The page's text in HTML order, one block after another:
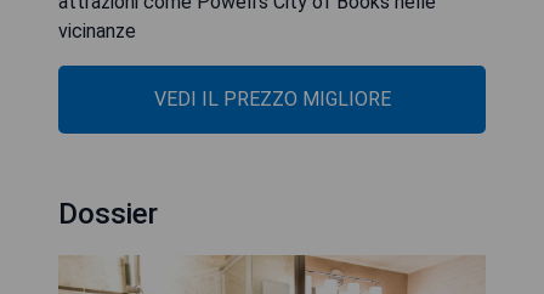
vicinanze
VEDI IL PREZZO MIGLIORE
Dossier